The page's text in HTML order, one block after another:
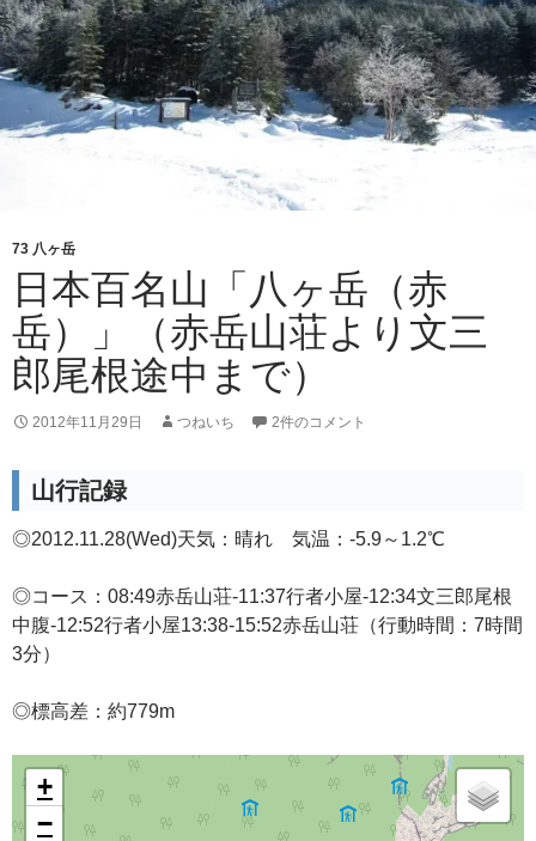
73 八ヶ岳
日本百名山「八ヶ岳（赤
岳）」（赤岳山荘より文三
郎尾根途中まで）
2012年11月29日 つねいち 2件のコメント
山行記録
◎2012.11.28(Wed)天気：晴れ 気温：-5.9～1.2℃
◎コース：08:49赤岳山荘-11:37行者小屋-12:34文三郎尾根
中腹-12:52行者小屋13:38-15:52赤岳山荘（行動時間：7時間
3分）
◎標高差：約779m
+
−